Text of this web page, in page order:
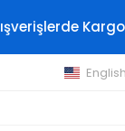
English